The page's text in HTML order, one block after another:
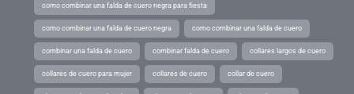
como combinar una falda de cuero negra para fiesta
como combinar una falda de cuero negra como combinar una falda de cuero
combinar una falda de cuero combinar falda de cuero collares largos de cuero
collares de cuero para mujer collares de cuero collar de cuero